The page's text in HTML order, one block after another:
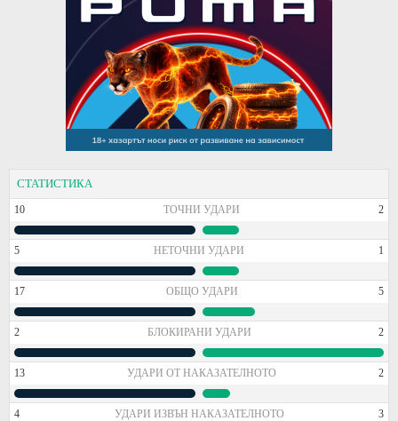
СТАТИСТИКА
10 ТОЧНИ УДАРИ 2
5 НЕТОЧНИ УДАРИ 1
17 ОБЩО УДАРИ 5
2 БЛОКИРАНИ УДАРИ 2
13 УДАРИ ОТ НАКАЗАТЕЛНОТО 2
4 УДАРИ ИЗВЪН НАКАЗАТЕЛНОТО 3